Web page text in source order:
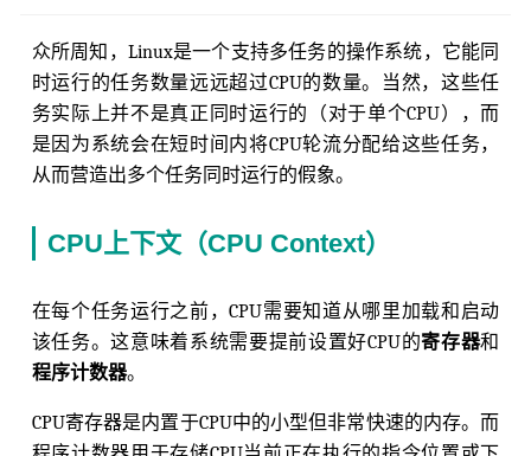
众所周知，Linux是一个支持多任务的操作系统，它能同
时运行的任务数量远远超过CPU的数量。当然，这些任
务实际上并不是真正同时运行的（对于单个CPU），而
是因为系统会在短时间内将CPU轮流分配给这些任务，
从而营造出多个任务同时运行的假象。
CPU上下文（CPU Context）
在每个任务运行之前，CPU需要知道从哪里加载和启动
该任务。这意味着系统需要提前设置好CPU的寄存器和
程序计数器。
CPU寄存器是内置于CPU中的小型但非常快速的内存。而